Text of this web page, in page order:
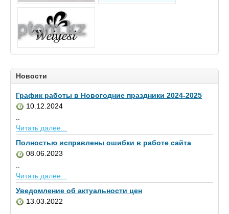
Новости
График работы в Новогодние праздники 2024-2025
10.12.2024
..
Читать далее...
Полностью исправлены ошибки в работе сайта
08.06.2023
Читать далее...
Уведомление об актуальности цен
13.03.2022